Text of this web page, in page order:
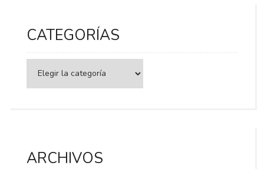
CATEGORÍAS
ARCHIVOS